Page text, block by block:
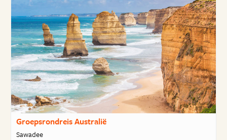
Groepsrondreis Australië
Sawadee